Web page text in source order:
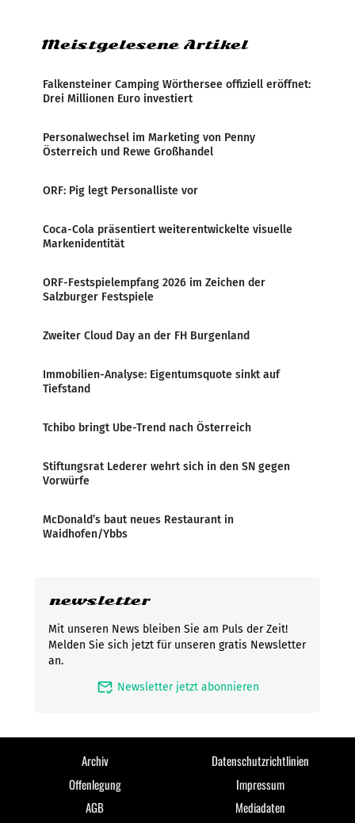
Meistgelesene Artikel
Falkensteiner Camping Wörthersee offiziell eröffnet:
Drei Millionen Euro investiert
Personalwechsel im Marketing von Penny
Österreich und Rewe Großhandel
ORF: Pig legt Personalliste vor
Coca-Cola präsentiert weiterentwickelte visuelle
Markenidentität
ORF-Festspielempfang 2026 im Zeichen der
Salzburger Festspiele
Zweiter Cloud Day an der FH Burgenland
Immobilien-Analyse: Eigentumsquote sinkt auf
Tiefstand
Tchibo bringt Ube-Trend nach Österreich
Stiftungsrat Lederer wehrt sich in den SN gegen
Vorwürfe
McDonald’s baut neues Restaurant in
Waidhofen/Ybbs
newsletter
Mit unseren News bleiben Sie am Puls der Zeit!
Melden Sie sich jetzt für unseren gratis Newsletter
an.
mark_email_read Newsletter jetzt abonnieren
Archiv
Datenschutzrichtlinien
Offenlegung
Impressum
AGB
Mediadaten